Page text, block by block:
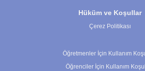
Hüküm ve Koşullar
Çerez Politikası
Öğretmenler İçin Kullanım
Öğrenciler İçin Kullanım